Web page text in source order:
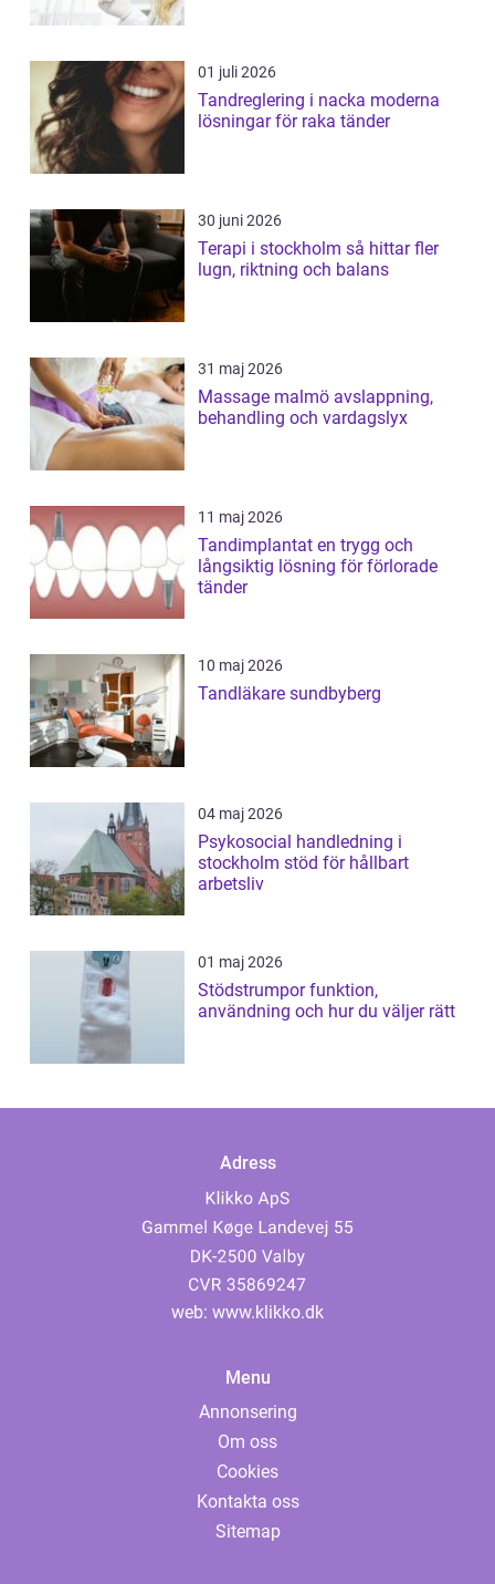
01 juli 2026
Tandreglering i nacka moderna
lösningar för raka tänder
30 juni 2026
Terapi i stockholm så hittar fler
lugn, riktning och balans
31 maj 2026
Massage malmö avslappning,
behandling och vardagslyx
11 maj 2026
Tandimplantat en trygg och
långsiktig lösning för förlorade
tänder
10 maj 2026
Tandläkare sundbyberg
04 maj 2026
Psykosocial handledning i
stockholm stöd för hållbart
arbetsliv
01 maj 2026
Stödstrumpor funktion,
användning och hur du väljer rätt
Adress
web: www.klikko.dk
Menu
Annonsering
Om oss
Cookies
Kontakta oss
Sitemap